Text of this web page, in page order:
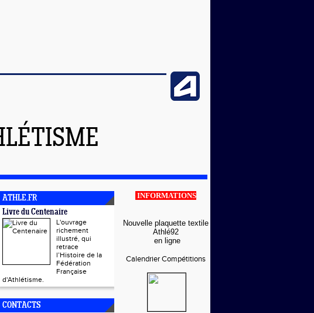
ATHLE.FR
Livre du Centenaire
L'ouvrage
richement
illustré, qui
retrace
l’Histoire de la
Fédération
Française
d'Athlétisme.
CONTACTS
INFORMATIONS
Nouvelle plaquette textile
Athlé92
en ligne
Calendrier Compétitions